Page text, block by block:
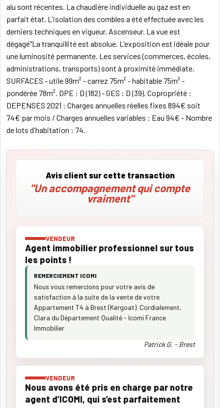
alu sont récentes. La chaudière individuelle au gaz est en
parfait état. L'isolation des combles a été effectuée avec les
derniers techniques en vigueur. Ascenseur. La vue est
dégagé"La tranquillité est absolue. L'exposition est idéale pour
une luminosité permanente. Les services (commerces, écoles,
administrations, transports) sont à proximité immédiate.
SURFACES - utile 99m² - carrez 75m² - habitable 75m² -
pondérée 78m². DPE : D (182) - GES : D (39). Copropriété :
DEPENSES 2021 : Charges annuelles réelles fixes 894€ soit
74€ par mois / Charges annuelles variables : Eau 94€ - Nombre
de lots d'habitation : 74.
Avis client sur cette transaction
"Un accompagnement qui compte
vraiment"
VENDEUR
Agent immobilier professionnel sur tous
les points !
REMERCIEMENT ICOMI
Nous vous remercions pour votre avis de
satisfaction à la suite de la vente de votre
Appartement T4 à Brest (Kergoat). Cordialement,
Clara du Département Qualité - Icomi France
Immobilier
Patrick G. - Brest
VENDEUR
Nous avons été pris en charge par notre
agent d’ICOMI, qui s’est parfaitement